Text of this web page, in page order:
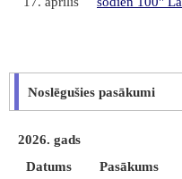
Noslēgušies pasākumi
2026. gads
Datums
Pasākums